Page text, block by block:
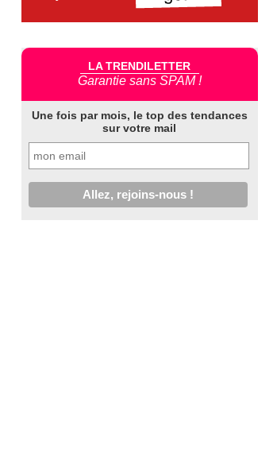
LA TRENDILETTER
Garantie sans SPAM !
Une fois par mois, le top des tendances
sur votre mail